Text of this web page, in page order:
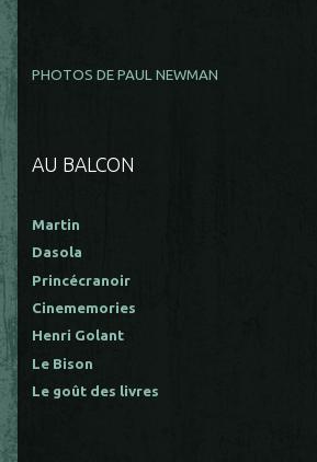
PHOTOS DE PAUL NEWMAN
AU BALCON
Martin
Dasola
Princécranoir
Cinememories
Henri Golant
Le Bison
Le goût des livres